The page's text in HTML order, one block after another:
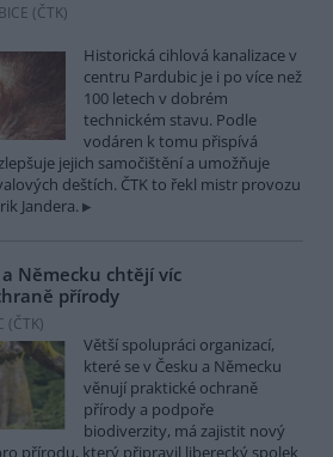
(ČTK)
Historická cihlová kanalizace v
centru Pardubic je i po více než
100 letech v dobrém
technickém stavu. Podle
vodáren k tomu přispívá
jejich samočištění a umožňuje
deštích. ČTK to řekl mistr provozu
Jandera.
Německu chtějí víc
přírody
(ČTK)
Větší spolupráci organizací,
které se v Česku a Německu
věnují praktické ochraně
přírody a podpoře
biodiverzity, má zajistit nový
přírodu, který připravil liberecký spolek